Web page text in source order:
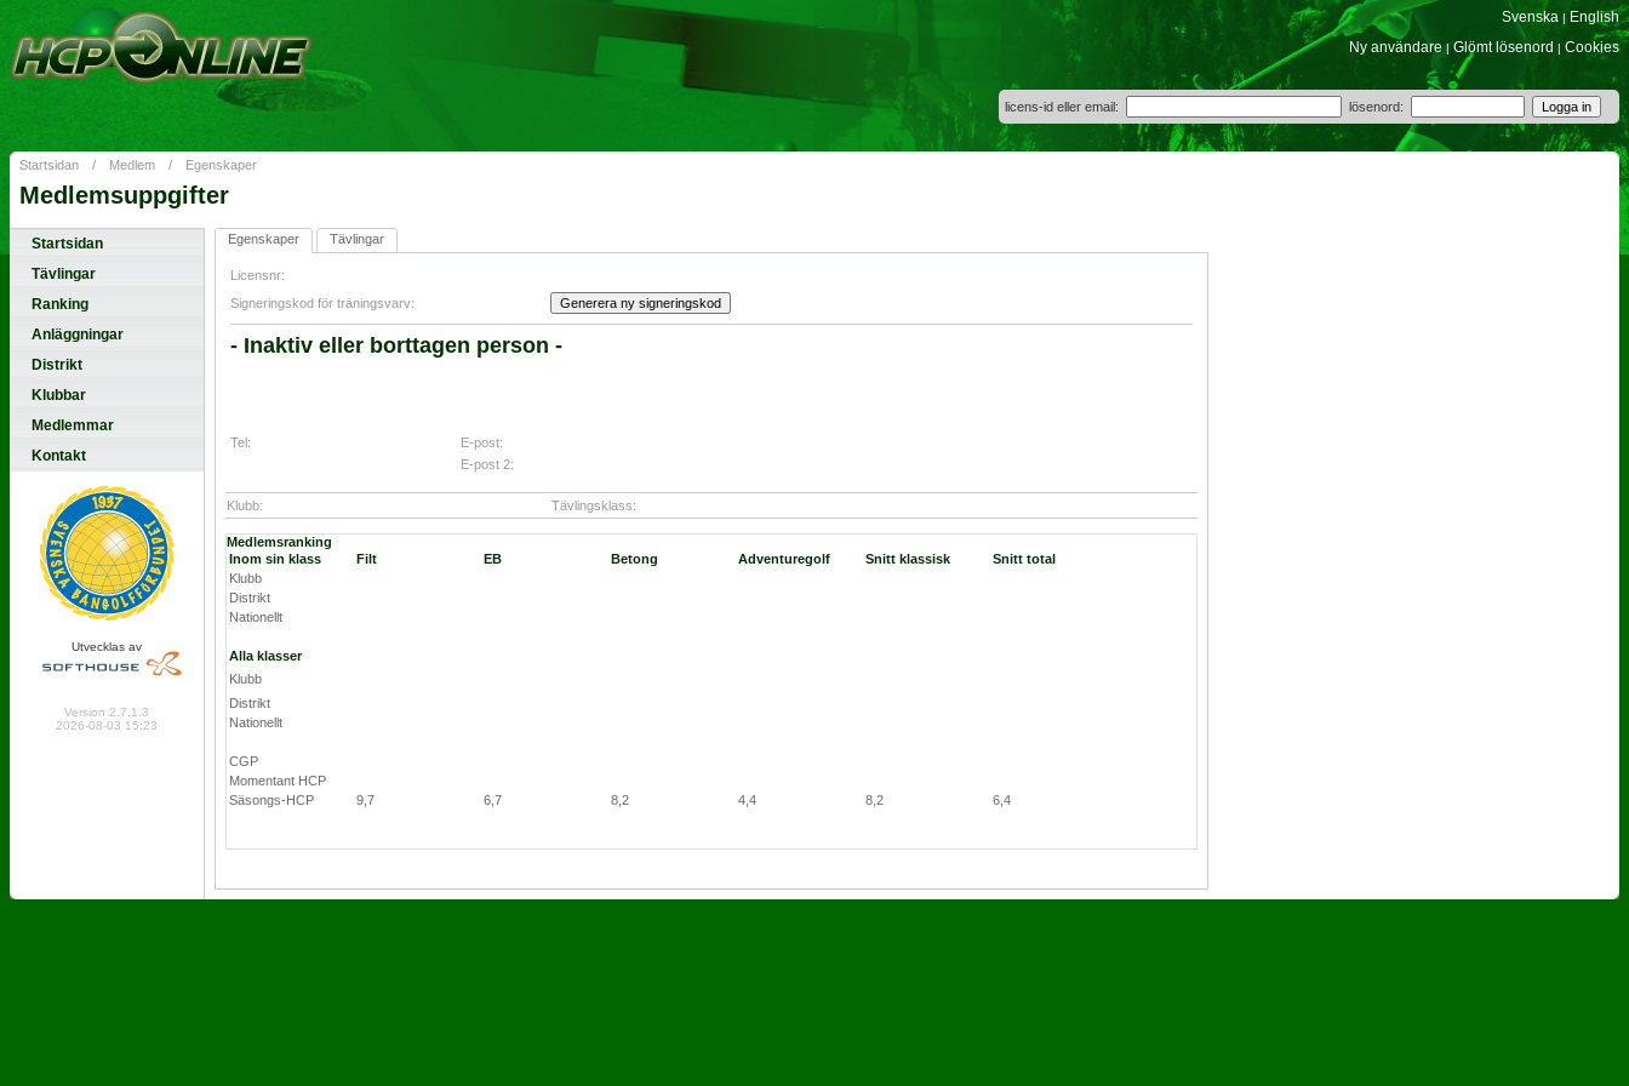
Svenska | English
Ny användare | Glömt lösenord | Cookies
licens-id eller email: lösenord:
Startsidan / Medlem / Egenskaper
Medlemsuppgifter
Startsidan
Tävlingar
Ranking
Anläggningar
Distrikt
Klubbar
Medlemmar
Kontakt
Utvecklas av
Version 2.7.1.3
2026-08-03 15:23
Egenskaper Tävlingar
Licensnr:
Signeringskod för träningsvarv:
- Inaktiv eller borttagen person -
Tel:
E-post:
E-post 2:
Klubb: Tävlingsklass:
Medlemsranking
Inom sin klass
Filt EB Betong Adventuregolf Snitt klassisk
Snitt total
Klubb
Distrikt
Nationellt
Alla klasser
Klubb
Distrikt
Nationellt
CGP
Momentant HCP
Säsongs-HCP
9,7 6,7 8,2 4,4 8,2 6,4